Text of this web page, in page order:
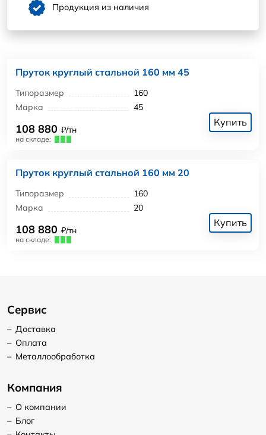
Продукция из наличия
Пруток круглый стальной 160 мм 45
Типоразмер
160
Марка
45
108 880 ₽/тн
на складе:
Купить
Пруток круглый стальной 160 мм 20
Типоразмер
160
Марка
20
108 880 ₽/тн
на складе:
Купить
Сервис
– Доставка
– Оплата
– Металлообработка
Компания
– О компании
– Блог